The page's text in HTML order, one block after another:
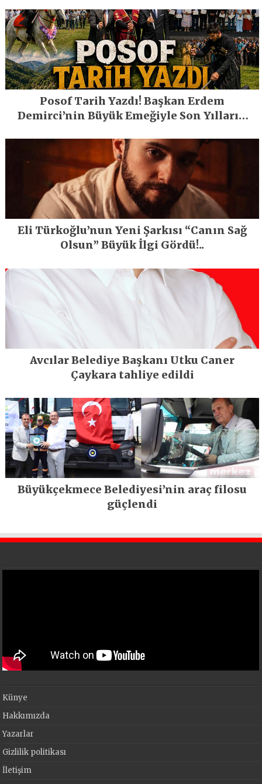
Posof Tarih Yazdı! Başkan Erdem
Demirci’nin Büyük Emeğiyle Son Yılların
Eli Türkoğlu’nun Yeni Şarkısı “Canın Sağ
Olsun” Büyük İlgi Gördü!..
Avcılar Belediye Başkanı Utku Caner
Çaykara tahliye edildi
Büyükçekmece Belediyesi’nin araç filosu
güçlendi
Künye
Hakkımızda
Yazarlar
Gizlilik politikası
İletişim